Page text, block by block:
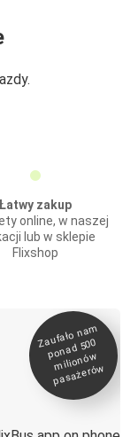
Łatwy zakup
online, w naszej
lub w sklepie
Flixshop
Zaufało na
m
ponad 500
milionó
w
pasażeró
w